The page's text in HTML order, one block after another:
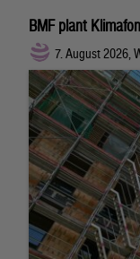
BMF plant
7. August 2026,